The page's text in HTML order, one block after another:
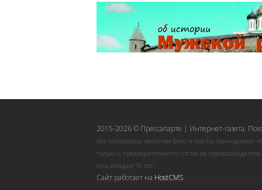
2015-2026 © Прессапарте | Интернет-газета.
Все материалы, включая фото и тексты принадлежат
только с предварительного согласия
лиц младше 16 лет.
Сайт работает на HostCMS